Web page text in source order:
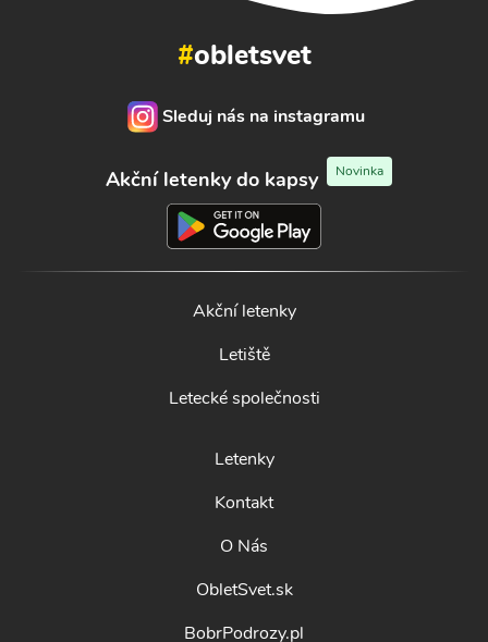
#obletsvet
Sleduj nás na instagramu
Akční letenky do kapsy Novinka
Akční letenky
Letiště
Letecké společnosti
Letenky
Kontakt
O Nás
ObletSvet.sk
BobrPodrozy.pl